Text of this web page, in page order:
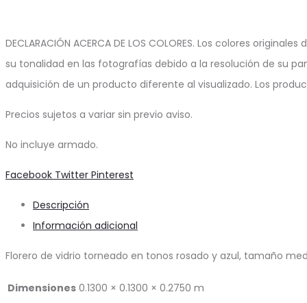
DECLARACIÓN ACERCA DE LOS COLORES. Los colores
su tonalidad en las fotografías debido a la resolución de su
adquisición de un producto diferente al visualizado. Los
Precios sujetos a variar sin previo aviso.
No incluye armado.
Share
Facebook Twitter Pinterest
Descripción
Información adicional
Florero de vidrio torneado en tonos rosado y azul, tamaño
Dimensiones 0.1300 × 0.1300 × 0.2750 m